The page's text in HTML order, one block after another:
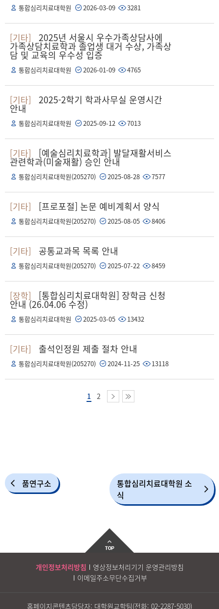
통합심리치료대학원 2026-03-09 3281
[기타] 2025년 서울시 우수가족상담사에
가족상담치료학과 졸업생 대거 수상, 가족상
담 및 교육의 우수성 입증
통합심리치료대학원 2026-01-09 4765
[기타] 2025-2학기 학과사무실 운영시간
안내
통합심리치료대학원 2025-09-12 7013
[기타] [예술심리치료학과] 발달재활서비스
관련학과(미술재활) 승인 안내
통합심리치료대학원(205270) 2025-08-28 7577
[기타] [프로포절] 논문 예비계획서 양식
통합심리치료대학원(205270) 2025-08-05 8406
[기타] 공통교과목 목록 안내
통합심리치료대학원(205270) 2025-07-22 8459
[장학] [통합심리치료대학원] 장학금 신청
안내 (26.04.06 수정)
통합심리치료대학원 2025-03-05 13432
[기타] 출석인정원 제출 절차 안내
통합심리치료대학원(205270) 2024-11-25 13118
1 2
품연구소
통합심리치료대학원 소
식
개인정보처리방침
영상정보처리기기 운영관리방침
이메일주소무단수집거부
홈페이지콘텐츠담당자: 대학원교학팀(전화: 02-2287-5030)